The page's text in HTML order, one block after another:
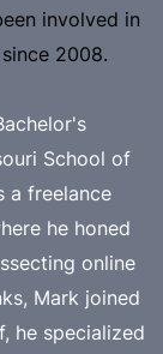
involved in
2008.
School of
a freelance
he honed
online
Mark joined
he specialized